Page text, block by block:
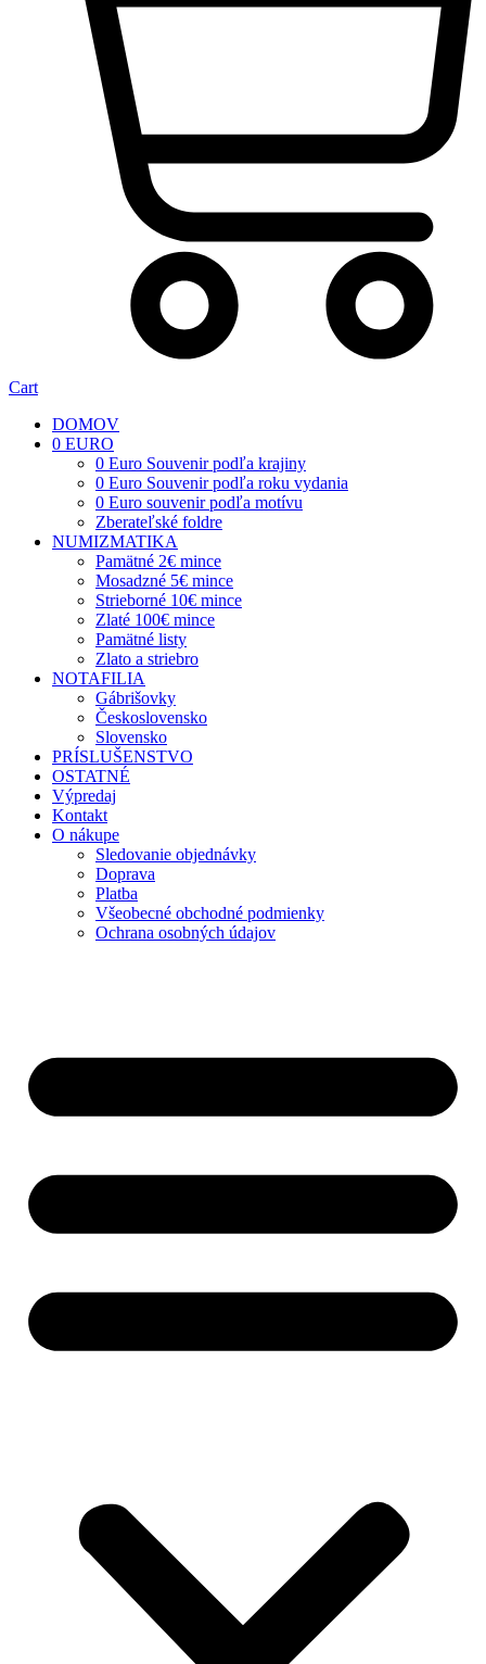
Cart
DOMOV
0 EURO
0 Euro Souvenir podľa krajiny
0 Euro Souvenir podľa roku vydania
0 Euro souvenir podľa motívu
Zberateľské foldre
NUMIZMATIKA
Pamätné 2€ mince
Mosadzné 5€ mince
Strieborné 10€ mince
Zlaté 100€ mince
Pamätné listy
Zlato a striebro
NOTAFILIA
Gábrišovky
Československo
Slovensko
PRÍSLUŠENSTVO
OSTATNÉ
Výpredaj
Kontakt
O nákupe
Sledovanie objednávky
Doprava
Platba
Všeobecné obchodné podmienky
Ochrana osobných údajov